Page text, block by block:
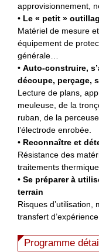
approvisionnement,
• Le « petit »
Matériel de mesure
équipement de
générale…
• Auto-construire,
découpe, perçage,
Lecture de plans,
meuleuse, de la
ruban, de la
l’électrode enrobée.
• Reconnaître et
Résistance des
traitements
• Se préparer à
terrain
Risques d’utilisation,
transfert
Programme